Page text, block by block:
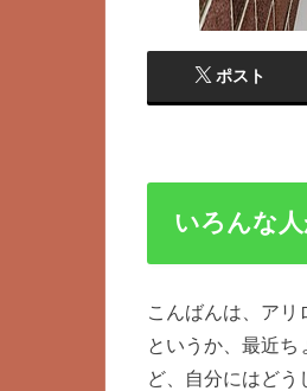
ポスト
いろんな
こんばんは、アリ
というか、最近
ど、自分にはどう